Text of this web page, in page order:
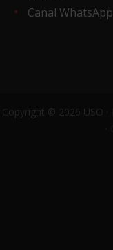
Canal WhatsApp
Copyright © 2026 USO ·